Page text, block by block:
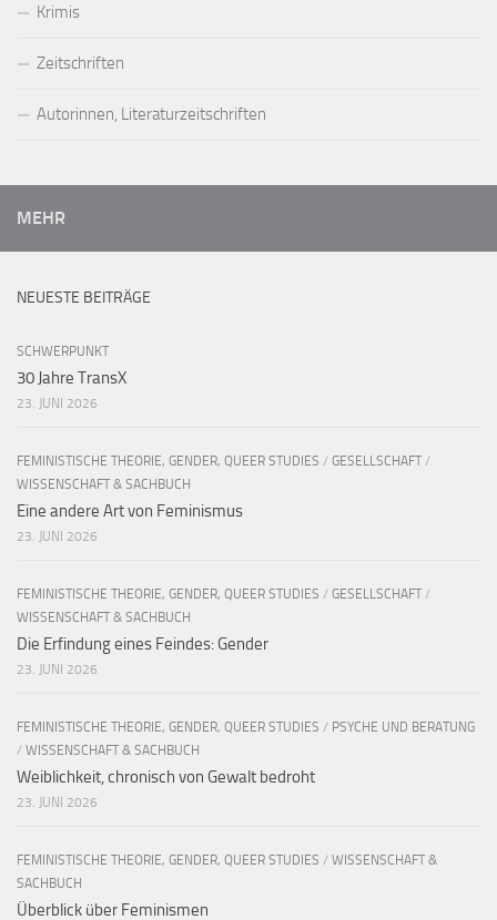
Krimis
Zeitschriften
Autorinnen, Literaturzeitschriften
MEHR
NEUESTE BEITRÄGE
SCHWERPUNKT
30 Jahre TransX
23. JUNI 2026
FEMINISTISCHE THEORIE, GENDER, QUEER STUDIES / GESELLSCHAFT /
WISSENSCHAFT & SACHBUCH
Eine andere Art von Feminismus
23. JUNI 2026
FEMINISTISCHE THEORIE, GENDER, QUEER STUDIES / GESELLSCHAFT /
WISSENSCHAFT & SACHBUCH
Die Erfindung eines Feindes: Gender
23. JUNI 2026
FEMINISTISCHE THEORIE, GENDER, QUEER STUDIES / PSYCHE UND BERATUNG
/ WISSENSCHAFT & SACHBUCH
Weiblichkeit, chronisch von Gewalt bedroht
23. JUNI 2026
FEMINISTISCHE THEORIE, GENDER, QUEER STUDIES / WISSENSCHAFT &
SACHBUCH
Überblick über Feminismen